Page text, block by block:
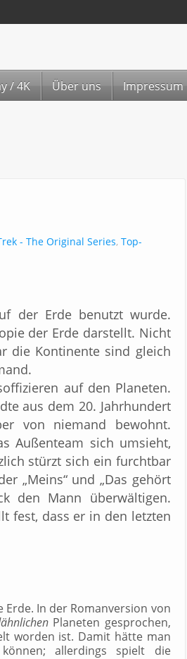
/ 4K Über uns Impressum
- The Original Series, Top-
der Erde benutzt wurde.
der Erde darstellt. Nicht
die Kontinente sind gleich
auf den Planeten.
aus dem 20. Jahrhundert
von niemand bewohnt.
Außenteam sich umsieht,
stürzt sich ein furchtbar
„Meins“ und „Das gehört
den Mann überwältigen.
fest, dass er in den letzten
Erde. In der Romanversion von
Planeten gesprochen,
worden ist. Damit hätte man
allerdings spielt die